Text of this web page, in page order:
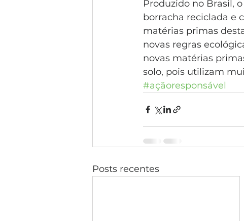
Produzido no Brasil,
borracha reciclada e
matérias primas
novas regras
novas matérias
solo, pois utilizam
#açãoresponsável
Posts recentes